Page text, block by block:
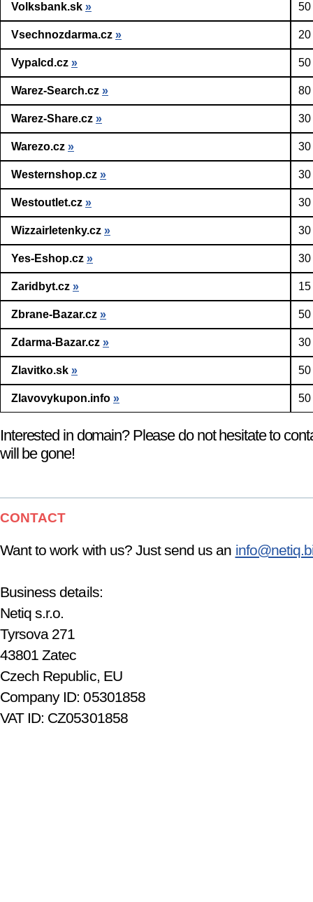
Volksbank.sk » 50
Vsechnozdarma.cz »
Vypalcd.cz » 50
Warez-Search.cz » 80
Warez-Share.cz » 30
Warezo.cz » 30
Westernshop.cz » 30
Westoutlet.cz » 30
Wizzairletenky.cz » 30
Yes-Eshop.cz » 30
Zaridbyt.cz »
Zbrane-Bazar.cz » 50
Zdarma-Bazar.cz » 30
Zlavitko.sk » 50
Zlavovykupon.info » 50
Interested in domain? Please do not hesitate to
will be gone!
CONTACT
Want to work with us? Just send us an
Business details:
Netiq s.r.o.
Tyrsova 271
43801 Zatec
Czech Republic, EU
Company ID: 05301858
VAT ID: CZ05301858